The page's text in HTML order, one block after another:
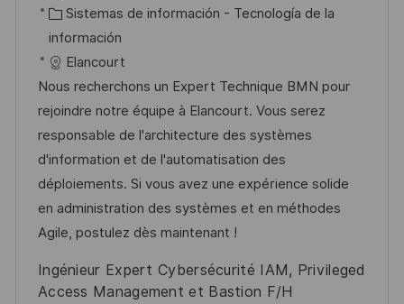
a
c
i
ó
n
e
c
h
a
d
e
p
u
b
l
c
D
e
m
p
l
e
o
C
a
t
e
g
o
r
í
a
Sistemas de información - Tecnología de la
información
Elancourt
Nous recherchons un Expert Technique BMN pour
rejoindre notre équipe à Elancourt. Vous serez
responsable de l'architecture des systèmes
d'information et de l'automatisation des
déploiements. Si vous avez une expérience solide
en administration des systèmes et en méthodes
Agile, postulez dès maintenant !
Ingénieur Expert Cybersécurité IAM, Privileged
Access Management et Bastion F/H